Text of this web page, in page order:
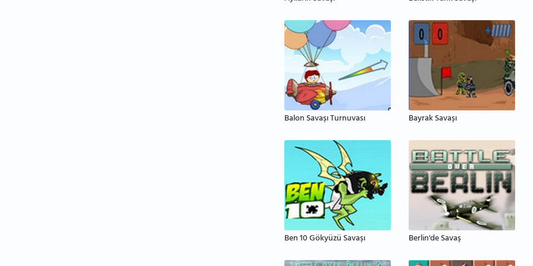
Balon Savaşı Turnuvası Bayrak Savaşı
Ben 10 Gökyüzü Savaşı Berlin'de Savaş